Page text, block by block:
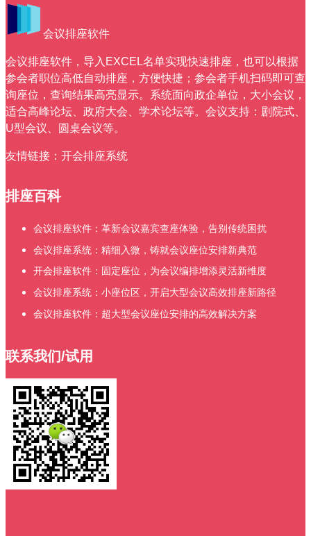
会议排座软件
会议排座软件，导入EXCEL名单实现快速排座，也可以根据
参会者职位高低自动排座，方便快捷；参会者手机扫码即可查
询座位，查询结果高亮显示。系统面向政企单位，大小会议，
适合高峰论坛、政府大会、学术论坛等。会议支持：剧院式、
U型会议、圆桌会议等。
友情链接： 开会排座系统
排座百科
会议排座软件：革新会议嘉宾查座体验，告别传统困扰​
会议排座系统：精细入微，铸就会议座位安排新典范
开会排座软件：固定座位，为会议编排增添灵活新维度
会议排座系统：小座位区，开启大型会议高效排座新路径
会议排座软件：超大型会议座位安排的高效解决方案
联系我们/试用